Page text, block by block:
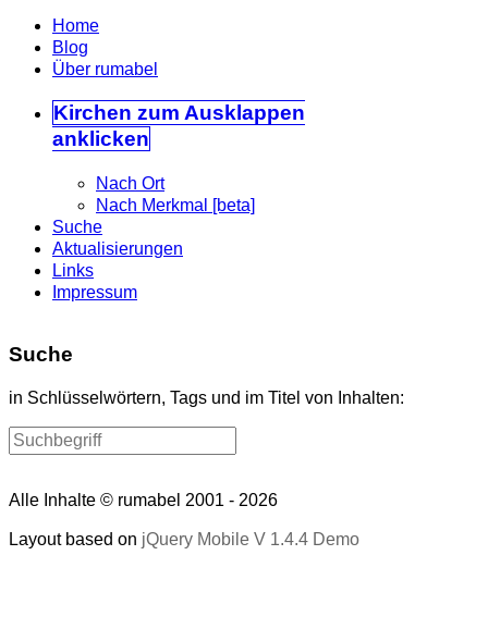
Home
Blog
Über rumabel
Kirchen zum Ausklappen
anklicken
Nach Ort
Nach Merkmal [beta]
Suche
Aktualisierungen
Links
Impressum
Suche
in Schlüsselwörtern, Tags und im Titel von Inhalten:
Alle Inhalte © rumabel 2001 - 2026
Layout based on jQuery Mobile V 1.4.4 Demo